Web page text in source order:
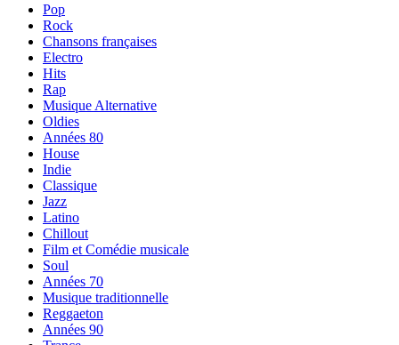
Pop
Rock
Chansons françaises
Electro
Hits
Rap
Musique Alternative
Oldies
Années 80
House
Indie
Classique
Jazz
Latino
Chillout
Film et Comédie musicale
Soul
Années 70
Musique traditionnelle
Reggaeton
Années 90